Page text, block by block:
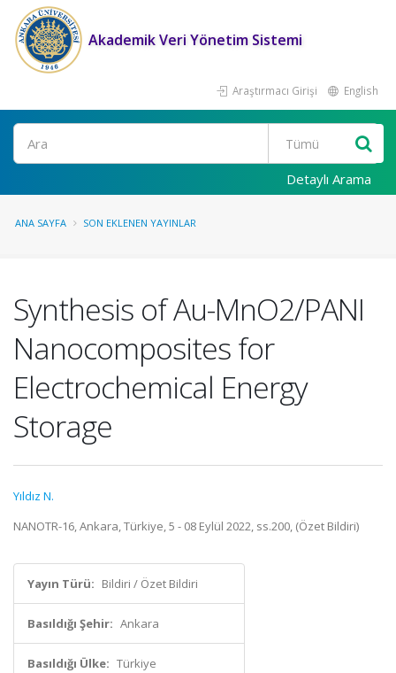
Akademik Veri Yönetim Sistemi
Araştırmacı Girişi English
Ara
Detaylı Arama
ANA SAYFA SON EKLENEN YAYINLAR
Synthesis of Au-MnO2/PANI
Nanocomposites for
Electrochemical Energy
Storage
Yıldız N.
NANOTR-16, Ankara, Türkiye, 5 - 08 Eylül 2022, ss.200, (Özet Bildiri)
Yayın Türü: Bildiri / Özet Bildiri
Basıldığı Şehir: Ankara
Basıldığı Ülke: Türkiye